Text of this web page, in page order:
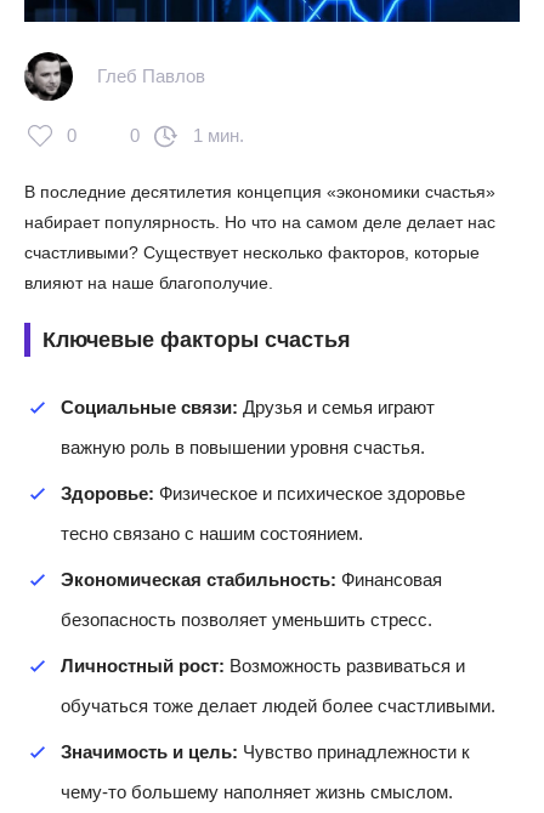
Глеб Павлов
0 0 1 мин.
В последние десятилетия концепция «экономики счастья»
набирает популярность. Но что на самом деле делает нас
счастливыми? Существует несколько факторов, которые
влияют на наше благополучие.
Ключевые факторы счастья
Социальные связи: Друзья и семья играют
важную роль в повышении уровня счастья.
Здоровье: Физическое и психическое здоровье
тесно связано с нашим состоянием.
Экономическая стабильность: Финансовая
безопасность позволяет уменьшить стресс.
Личностный рост: Возможность развиваться и
обучаться тоже делает людей более счастливыми.
Значимость и цель: Чувство принадлежности к
чему-то большему наполняет жизнь смыслом.